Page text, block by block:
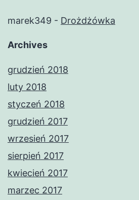
marek349 - Drożdżówka
Archives
grudzień 2018
luty 2018
styczeń 2018
grudzień 2017
wrzesień 2017
sierpień 2017
kwiecień 2017
marzec 2017